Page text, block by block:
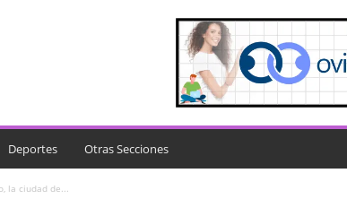
Deportes Otras Secciones
la ciudad de...